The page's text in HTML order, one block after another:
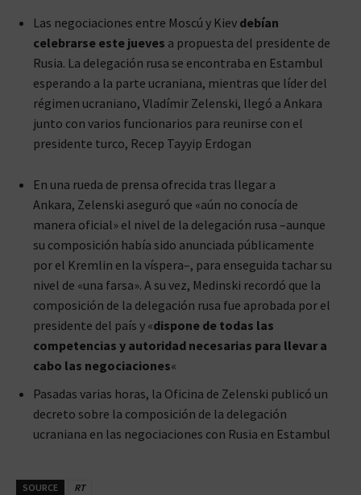
Las negociaciones entre Moscú y Kiev debían
celebrarse este jueves a propuesta del presidente de
Rusia. La delegación rusa se encontraba en Estambul
esperando a la parte ucraniana, mientras que líder del
régimen ucraniano, Vladímir Zelenski, llegó a Ankara
junto con varios funcionarios para reunirse con el
presidente turco, Recep Tayyip Erdogan
En una rueda de prensa ofrecida tras llegar a
Ankara, Zelenski aseguró que «aún no conocía de
manera oficial» el nivel de la delegación rusa –aunque
su composición había sido anunciada públicamente
por el Kremlin en la víspera–, para enseguida tachar su
nivel de «una farsa». A su vez, Medinski recordó que la
composición de la delegación rusa fue aprobada por el
presidente del país y «dispone de todas las
competencias y autoridad necesarias para llevar a
cabo las negociaciones«
Pasadas varias horas, la Oficina de Zelenski publicó un
decreto sobre la composición de la delegación
ucraniana en las negociaciones con Rusia en Estambul
SOURCE
RT